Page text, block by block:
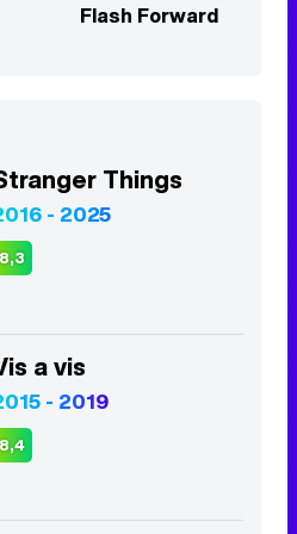
Flash Forward
Things
- 2025
8,3
a vis
- 2019
8,4